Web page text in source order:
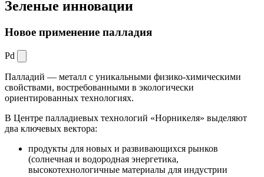
Зеленые инновации
Новое применение палладия
Pd
Палладий — металл с уникальными физико-химическими
свойствами, востребованными в экологически
ориентированных технологиях.
В Центре палладиевых технологий «Норникеля» выделяют
два ключевых вектора:
продукты для новых и развивающихся рынков
(солнечная и водородная энергетика,
высокотехнологичные материалы для индустрии